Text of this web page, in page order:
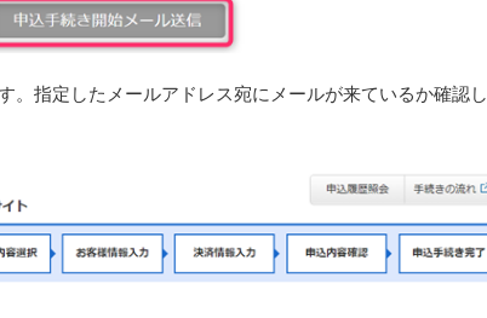
。指定したメールアドレス宛にメールが来ているか確認し